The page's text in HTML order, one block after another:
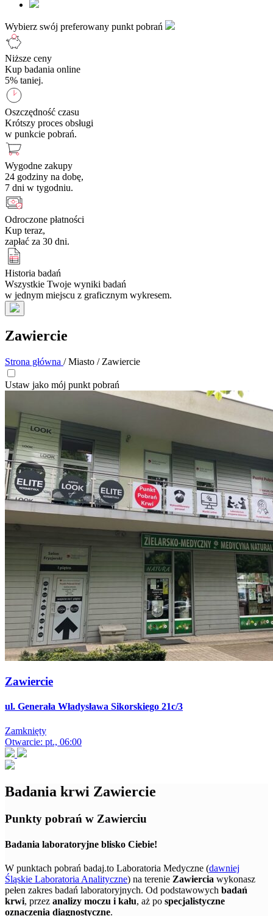
Wybierz swój preferowany punkt pobrań
Niższe ceny
Kup badania online
5% taniej.
Oszczędność czasu
Krótszy proces obsługi
w punkcie pobrań.
Wygodne zakupy
24 godziny na dobę,
7 dni w tygodniu.
Odroczone płatności
Kup teraz,
zapłać za 30 dni.
Historia badań
Wszystkie Twoje wyniki badań
w jednym miejscu z graficznym wykresem.
Zawiercie
Strona główna / Miasto / Zawiercie
Ustaw jako mój punkt pobrań
Zawiercie
ul. Generała Władysława Sikorskiego 21c/3
Zamknięty
Otwarcie: pt., 06:00
Badania krwi Zawiercie
Punkty pobrań w Zawierciu
Badania laboratoryjne blisko Ciebie!
W punktach pobrań badaj.to Laboratoria Medyczne (dawniej
Śląskie Laboratoria Analityczne) na terenie Zawiercia wykonasz
pełen zakres badań laboratoryjnych. Od podstawowych badań
krwi, przez analizy moczu i kału, aż po specjalistyczne
oznaczenia diagnostyczne.